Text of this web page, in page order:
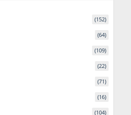
(152)
(64)
(109)
(22)
(71)
(16)
(104)